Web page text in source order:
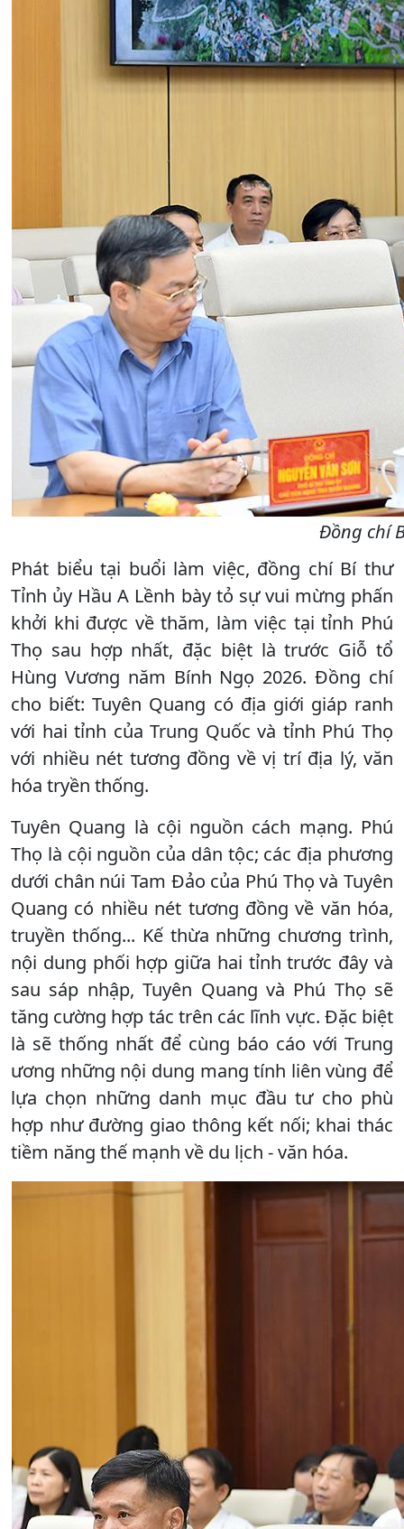
Đồng chí
Phát biểu tại buổi làm việc, đồng chí Bí thư
Tỉnh ủy Hầu A Lềnh bày tỏ sự vui mừng phấn
khởi khi được về thăm, làm việc tại tỉnh Phú
Thọ sau hợp nhất, đặc biệt là trước Giỗ tổ
Hùng Vương năm Bính Ngọ 2026. Đồng chí
cho biết: Tuyên Quang có địa giới giáp ranh
với hai tỉnh của Trung Quốc và tỉnh Phú Thọ
với nhiều nét tương đồng về vị trí địa lý, văn
hóa tryền thống.
Tuyên Quang là cội nguồn cách mạng. Phú
Thọ là cội nguồn của dân tộc; các địa phương
dưới chân núi Tam Đảo của Phú Thọ và Tuyên
Quang có nhiều nét tương đồng về văn hóa,
truyền thống... Kế thừa những chương trình,
nội dung phối hợp giữa hai tỉnh trước đây và
sau sáp nhập, Tuyên Quang và Phú Thọ sẽ
tăng cường hợp tác trên các lĩnh vực. Đặc biệt
là sẽ thống nhất để cùng báo cáo với Trung
ương những nội dung mang tính liên vùng để
lựa chọn những danh mục đầu tư cho phù
hợp như đường giao thông kết nối; khai thác
tiềm năng thế mạnh về du lịch - văn hóa.